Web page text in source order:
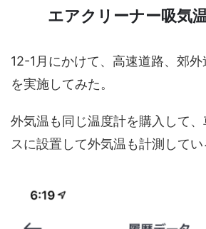
エアクリーナー吸気
12-1月にかけて、高速道路、郊
を実施してみた。
外気温も同じ温度計を購入して
スに設置して外気温も計測してい